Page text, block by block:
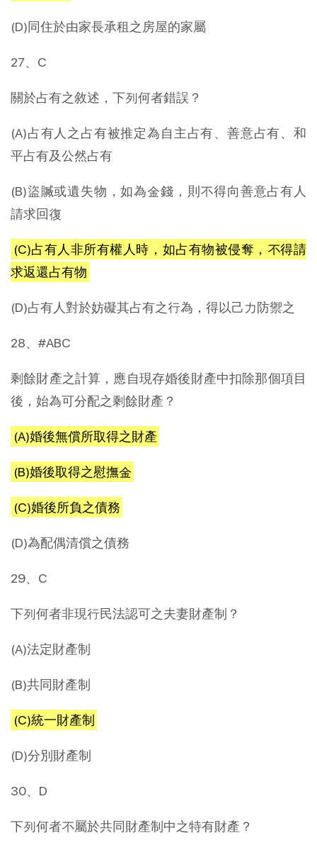
(D)同住於由家長承租之房屋的家屬
27、C
關於占有之敘述，下列何者錯誤？
(A)占有人之占有被推定為自主占有、善意占有、和
平占有及公然占有
(B)盜贓或遺失物，如為金錢，則不得向善意占有人
請求回復
(C)占有人非所有權人時，如占有物被侵奪，不得請
求返還占有物
(D)占有人對於妨礙其占有之行為，得以己力防禦之
28、#ABC
剩餘財產之計算，應自現存婚後財產中扣除那個項目
後，始為可分配之剩餘財產？
(A)婚後無償所取得之財產
(B)婚後取得之慰撫金
(C)婚後所負之債務
(D)為配偶清償之債務
29、C
下列何者非現行民法認可之夫妻財產制？
(A)法定財產制
(B)共同財產制
(C)統一財產制
(D)分別財產制
30、D
下列何者不屬於共同財產制中之特有財產？